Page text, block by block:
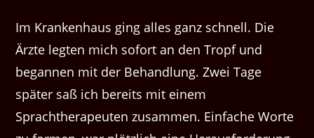
Im Krankenhaus ging alles ganz schnell. Die
Ärzte legten mich sofort an den Tropf und
begannen mit der Behandlung. Zwei Tage
später saß ich bereits mit einem
Sprachtherapeuten zusammen. Einfache Worte